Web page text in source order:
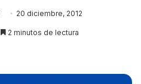
Follow
on
20 diciembre, 2012
2 minutos de lectura